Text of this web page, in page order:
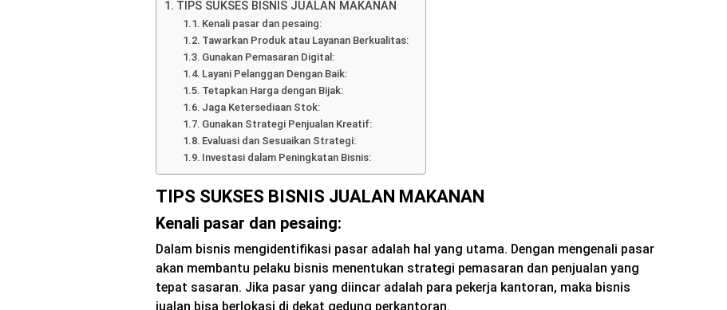
TIPS SUKSES BISNIS JUALAN MAKANAN
Kenali pasar dan pesaing:
Tawarkan Produk atau Layanan Berkualitas:
Gunakan Pemasaran Digital:
Layani Pelanggan Dengan Baik:
Tetapkan Harga dengan Bijak:
Jaga Ketersediaan Stok:
Gunakan Strategi Penjualan Kreatif:
Evaluasi dan Sesuaikan Strategi:
Investasi dalam Peningkatan Bisnis:
TIPS SUKSES BISNIS JUALAN MAKANAN
Kenali pasar dan pesaing:
Dalam bisnis mengidentifikasi pasar adalah hal yang utama. Dengan mengenali pasar
akan membantu pelaku bisnis menentukan strategi pemasaran dan penjualan yang
tepat sasaran. Jika pasar yang diincar adalah para pekerja kantoran, maka bisnis
jualan bisa berlokasi di dekat gedung perkantoran.